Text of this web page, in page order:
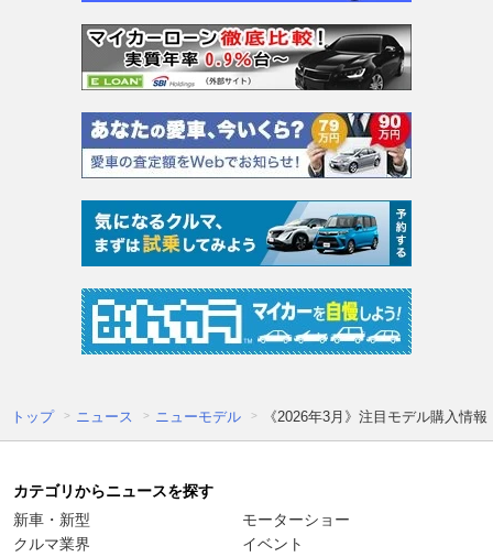
トップ ニュース ニューモデル 《2026年3月》注目モデル購入情
カテゴリからニュースを探す
新車・新型
クルマ業界
モーターショー
イベント